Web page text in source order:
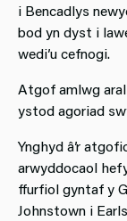
i Bencadlys
bod yn dyst i
wedi’u cefnogi.
Atgof amlwg
ystod agoriad
Ynghyd â’r
arwyddocaol
ffurfiol gyntaf y
Johnstown i